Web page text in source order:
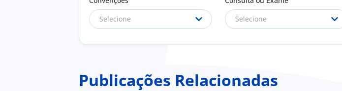
Selecione
Selecione
Publicações Relacionadas